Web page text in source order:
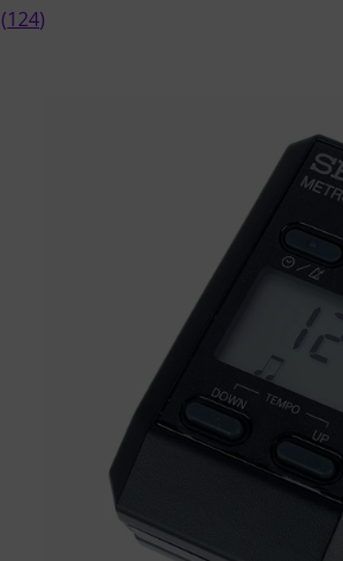
4.6 ud af 5 stjerner fra 124
(124)